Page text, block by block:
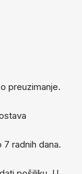
preuzimanje.
radnih dana.